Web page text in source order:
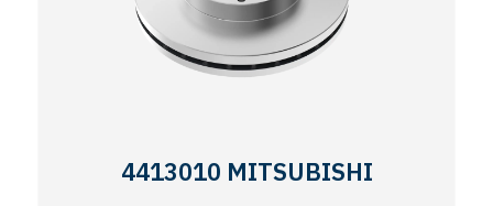
4413010 MITSUBISHI